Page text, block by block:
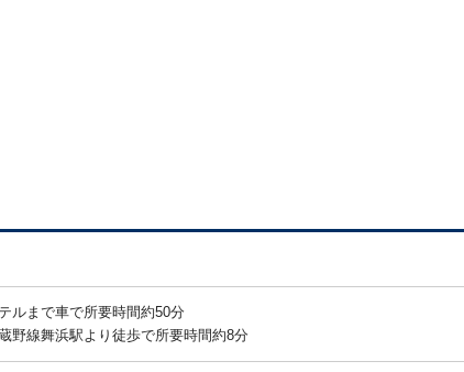
ルまで車で所要時間約50分
野線舞浜駅より徒歩で所要時間約8分